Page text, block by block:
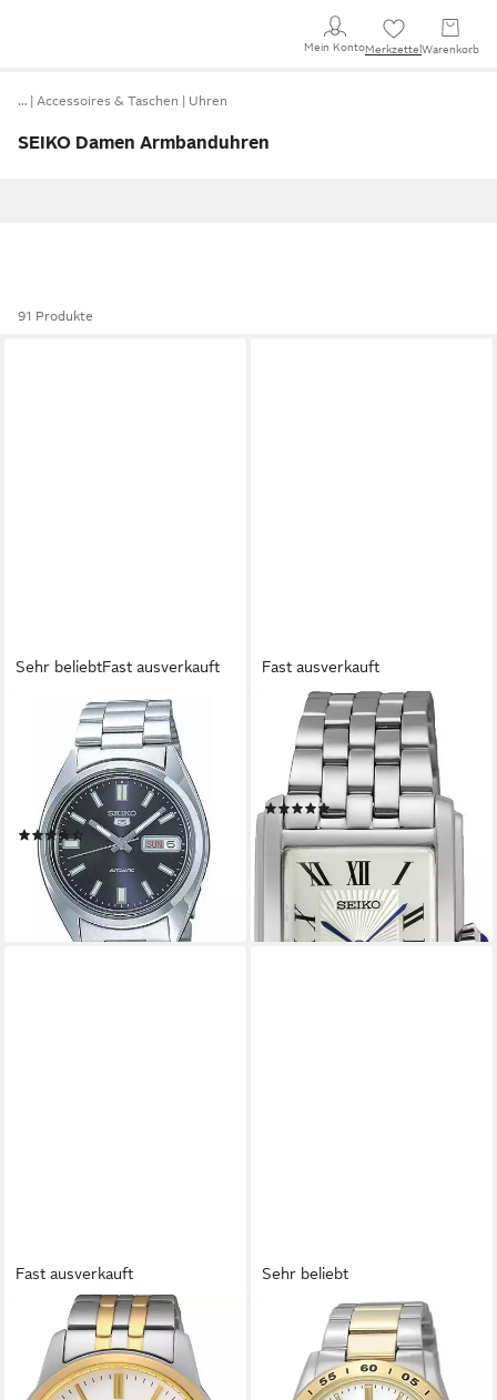
Mein KontoMerkzettel Warenkorb
… Accessoires & Taschen Uhren
SEIKO Damen Armbanduhren
91 Produkte
Sehr beliebtFast ausverkauft
Automatikuhr Seiko 5
SNXS77K1, Armbanduhr,
Herrenuhr, Damenuhr, Datum,
Wochentag
(55)
175,00 €
lieferbar - in 2-3 Werktagen bei dir
Fast ausverkauft
SEIKO
Quarzuhr SWR083P1,
Armbanduhr, Damenuhr,
Edelstahlarmband
(6)
293,70 € UVP330,00 €
-11%
lieferbar - in 2-3 Werktagen bei dir
Fast ausverkauft
Quarzuhr SUR402P1,
Armbanduhr, Herrenuhr,
Damenuhr, Datum,
Sehr beliebt
Automatikuhr Seiko 5
SNKE04K1, Armbanduhr,
Mechanische Uhr, Herrenuhr,